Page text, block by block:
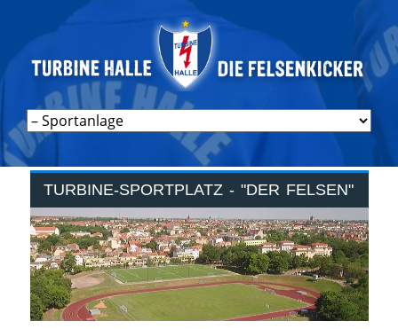
TURBINE-SPORTPLATZ - "DER FELSEN"